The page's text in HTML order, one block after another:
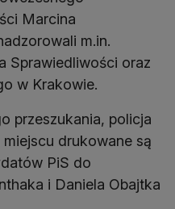
Marcina
m.in.
Sprawiedliwości oraz
w Krakowie.
przeszukania, policja
drukowane są
PiS do
i Daniela Obajtka